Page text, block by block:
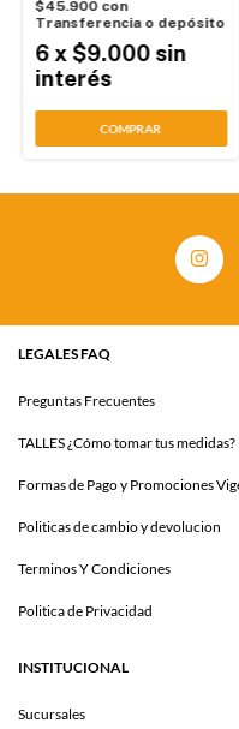
$45.900 con
Transferencia o depósito
6 x$9.000 sin
interés
COMPRAR
LEGALES FAQ
Preguntas Frecuentes
TALLES ¿Cómo tomar tus medidas?
Formas de Pago y Promociones
Politicas de cambio y devolucion
Terminos Y Condiciones
Politica de Privacidad
INSTITUCIONAL
Sucursales